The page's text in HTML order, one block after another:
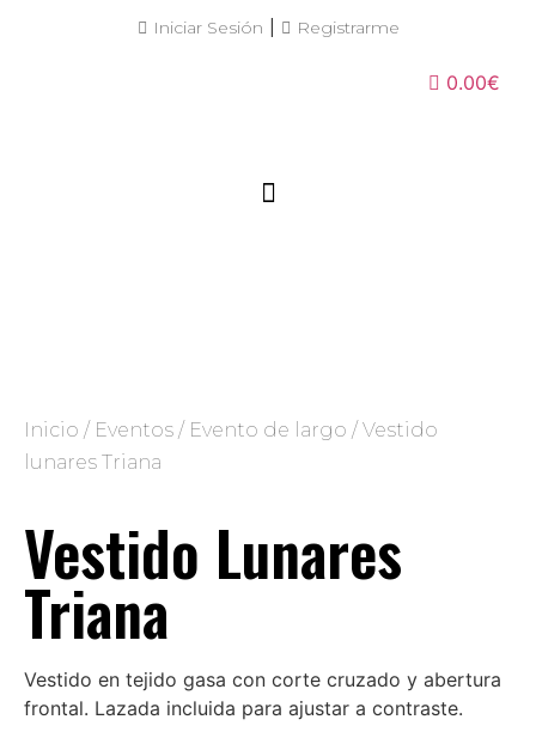
Iniciar Sesión Registrarme
0.00€
Inicio / Eventos / Evento de largo / Vestido
lunares Triana
Vestido Lunares
Triana
Vestido en tejido gasa con corte cruzado y abertura
frontal. Lazada incluida para ajustar a contraste.